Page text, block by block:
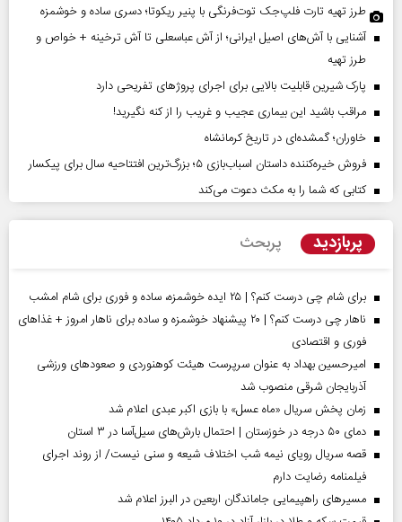
طرز تهیه تارت فلپ‌جک توت‌فرنگی با پنیر ریکوتا؛ دسری ساده و خوشمزه
آشنایی با آش‌های اصیل ایرانی؛ از آش عباسعلی تا آش ترخینه + خواص و
طرز تهیه
پارک شیرین قابلیت‌ بالایی برای اجرای پروژهای تفریحی دارد
مراقب باشید این بیماری عجیب و غریب را از کنه نگیرید!
خاوران؛ گمشده‌ای در تاریخ کرمانشاه
فروش خیره‌کننده داستان اسباب‌بازی ۵؛ بزرگ‌ترین افتتاحیه سال برای پیکسار
کتابی که شما را به مکث دعوت می‌کند
پربازدید پربحث
برای شام چی درست کنم؟ | ۲۵ ایده خوشمزه، ساده و فوری برای شام امشب
ناهار چی درست کنم؟ | ۲۰ پیشنهاد خوشمزه و ساده برای ناهار امروز + غذاهای
فوری و اقتصادی
امیرحسین بهداد به عنوان سرپرست هیئت کوهنوردی و صعودهای ورزشی
آذربایجان شرقی منصوب شد
زمان پخش سریال «ماه عسل» با بازی اکبر عبدی اعلام شد
دمای ۵۰ درجه در خوزستان | احتمال بارش‌های سیل‌آسا در ۳ استان
قصه سریال رویای نیمه شب اختلاف شیعه و سنی نیست/ از روند اجرای
فیلمنامه رضایت دارم
مسیر‌های راهپیمایی جاماندگان اربعین در البرز اعلام شد